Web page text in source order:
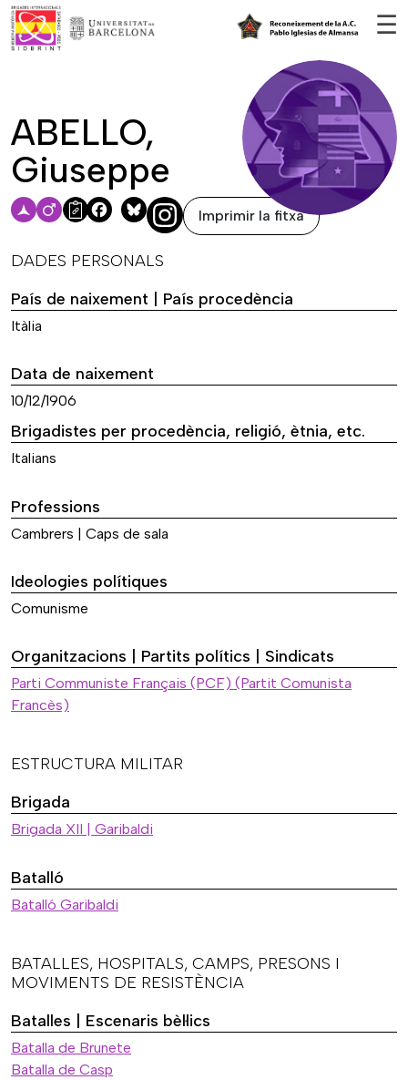
☰
ABELLO,
Giuseppe
Facebook
Bluesky Imprimir la fitxa
DADES PERSONALS
País de naixement | País procedència
Itàlia
Data de naixement
10/12/1906
Brigadistes per procedència, religió, ètnia, etc.
Italians
Professions
Cambrers | Caps de sala
Ideologies polítiques
Comunisme
Organitzacions | Partits polítics | Sindicats
Parti Communiste Français (PCF) (Partit Comunista
Francès)
ESTRUCTURA MILITAR
Brigada
Brigada XII | Garibaldi
Batalló
Batalló Garibaldi
BATALLES, HOSPITALS, CAMPS, PRESONS I
MOVIMENTS DE RESISTÈNCIA
Batalles | Escenaris bèl·lics
Batalla de Brunete
Batalla de Casp